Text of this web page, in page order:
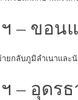
ฯ – ขอน
ายกลับภูมิลำเนาและ
– อุดร